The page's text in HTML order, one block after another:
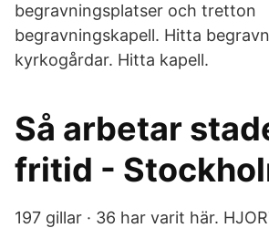
begravningsplatser och tretton
begravningskapell. Hitta
kyrkogårdar. Hitta kapell.
Så arbetar
fritid -
197 gillar · 36 har varit här.